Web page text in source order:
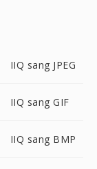
IIQ sang JPEG
IIQ sang GIF
IIQ sang BMP